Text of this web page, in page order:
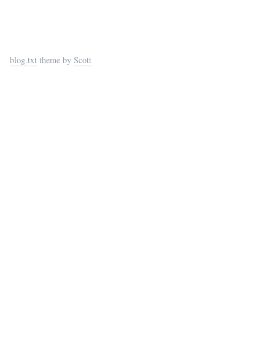
blog.txt theme by Scott